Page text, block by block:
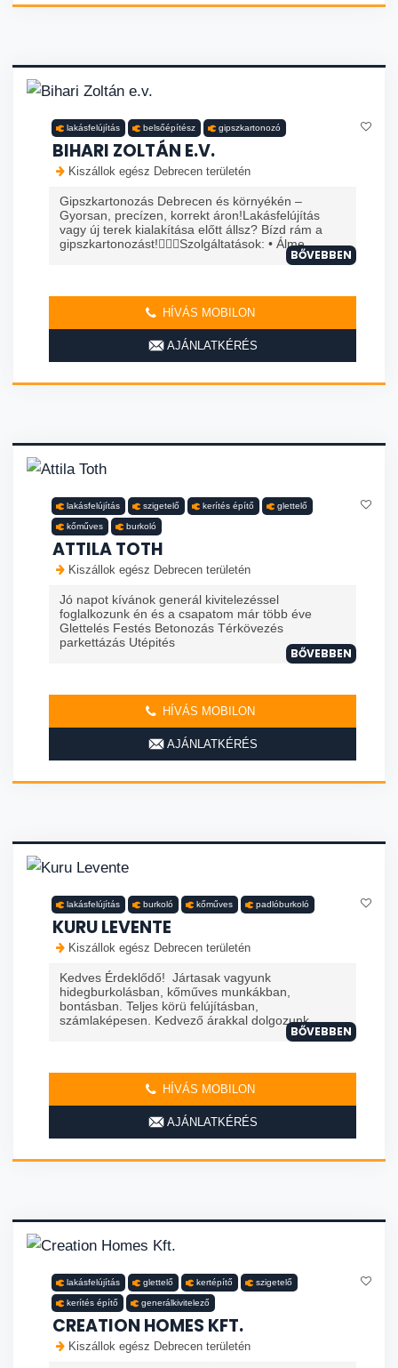
lakásfelújítás belsőépítész gipszkartonozó
BIHARI ZOLTÁN E.V.
Kiszállok egész Debrecen területén
Gipszkartonozás Debrecen és környékén –
Gyorsan, precízen, korrekt áron!Lakásfelújítás
vagy új terek kialakítása előtt állsz? Bízd rám a
gipszkartonozást!👷🏻‍♂️Szolgáltatások: • Álme...
BŐVEBBEN
HÍVÁS MOBILON
AJÁNLATKÉRÉS
lakásfelújítás szigetelő kerítés építő glettelő
kőműves burkoló
ATTILA TOTH
Kiszállok egész Debrecen területén
Jó napot kívánok generál kivitelezéssel
foglalkozunk én és a csapatom már több éve
Glettelés Festés Betonozás Térkövezés
parkettázás Utépités
BŐVEBBEN
HÍVÁS MOBILON
AJÁNLATKÉRÉS
lakásfelújítás burkoló kőműves padlóburkoló
KURU LEVENTE
Kiszállok egész Debrecen területén
Kedves Érdeklődő! Jártasak vagyunk
hidegburkolásban, kőműves munkákban,
bontásban. Teljes körü felújításban,
számlaképesen. Kedvező árakkal dolgozunk
BŐVEBBEN
HÍVÁS MOBILON
AJÁNLATKÉRÉS
lakásfelújítás glettelő kertépítő szigetelő
kerítés építő generálkivitelező
CREATION HOMES KFT.
Kiszállok egész Debrecen területén